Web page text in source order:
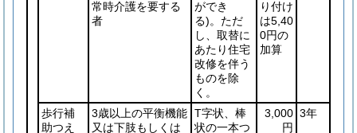
常時介護を要する
者
ができ
る)。ただ
し、取替に
あたり住宅
改修を伴う
ものを除
く。
り付け
は5,40
0円の
加算
歩行補
助つえ
3歳以上の平衡機能
又は下肢もしくは
T字状、棒
状の一本つ
3,000
円
3年